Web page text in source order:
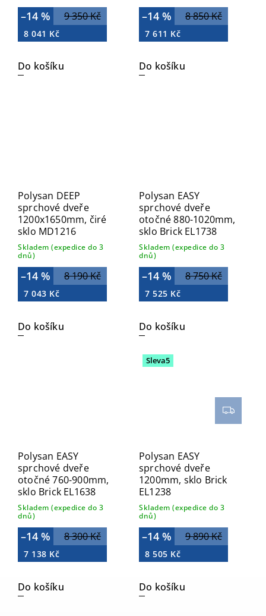
9 350 Kč
–14 %
8 041 Kč
Do košíku
8 850 Kč
–14 %
7 611 Kč
Do košíku
Polysan DEEP
sprchové dveře
1200x1650mm, čiré
sklo MD1216
Skladem (expedice do 3
dnů)
8 190 Kč
–14 %
7 043 Kč
Do košíku
Polysan EASY
sprchové dveře
otočné 880-1020mm,
sklo Brick EL1738
Skladem (expedice do 3
dnů)
8 750 Kč
–14 %
7 525 Kč
Do košíku
Polysan EASY
sprchové dveře
otočné 760-900mm,
sklo Brick EL1638
Skladem (expedice do 3
dnů)
8 300 Kč
–14 %
7 138 Kč
Do košíku
Sleva5
Polysan EASY
sprchové dveře
1200mm, sklo Brick
EL1238
Skladem (expedice do 3
dnů)
9 890 Kč
–14 %
8 505 Kč
Do košíku